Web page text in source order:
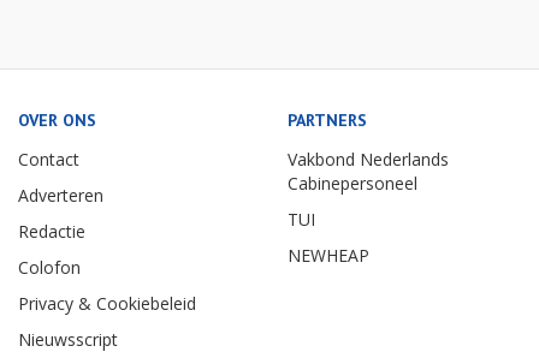
OVER ONS
Contact
Adverteren
Redactie
Colofon
Privacy & Cookiebeleid
Nieuwsscript
PARTNERS
Vakbond Nederlands
Cabinepersoneel
TUI
NEWHEAP